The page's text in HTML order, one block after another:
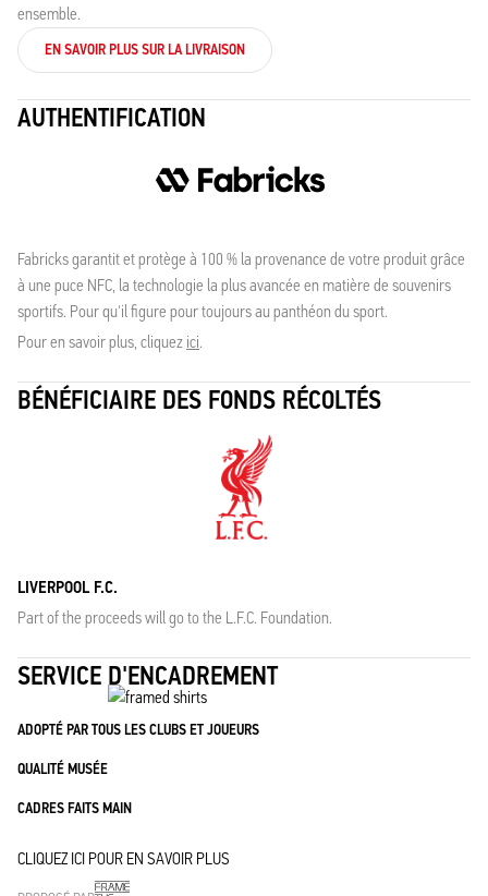
ensemble.
EN SAVOIR PLUS SUR LA LIVRAISON
AUTHENTIFICATION
Fabricks garantit et protège à 100 % la provenance de votre produit grâce
à une puce NFC, la technologie la plus avancée en matière de souvenirs
sportifs. Pour qu'il figure pour toujours au panthéon du sport.
Pour en savoir plus, cliquez ici.
BÉNÉFICIAIRE DES FONDS RÉCOLTÉS
LIVERPOOL F.C.
Part of the proceeds will go to the L.F.C. Foundation.
SERVICE D'ENCADREMENT
ADOPTÉ PAR TOUS LES CLUBS ET JOUEURS
QUALITÉ MUSÉE
CADRES FAITS MAIN
CLIQUEZ ICI POUR EN SAVOIR PLUS